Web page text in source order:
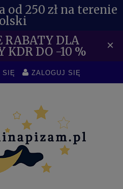
od 250 zł na terenie
RABATY DLA
KDR DO -10 % ×
SIĘ ZALOGUJ SIĘ